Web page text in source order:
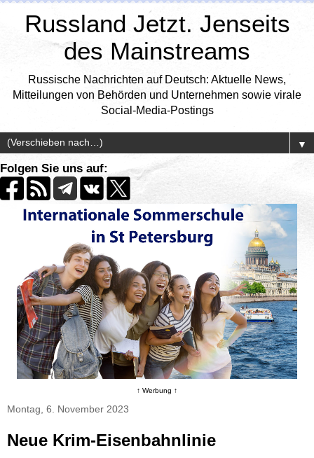
Russland Jetzt. Jenseits
des Mainstreams
Russische Nachrichten auf Deutsch: Aktuelle News,
Mitteilungen von Behörden und Unternehmen sowie virale
Social-Media-Postings
▼
Folgen Sie uns auf:
↑ Werbung ↑
Montag, 6. November 2023
Neue Krim-Eisenbahnlinie